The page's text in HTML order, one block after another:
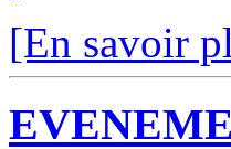
[En savoir